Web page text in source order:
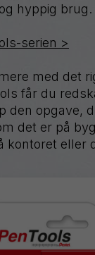
hyppig brug.
serien >
med det
får du
den opgave,
det er på
kontoret eller